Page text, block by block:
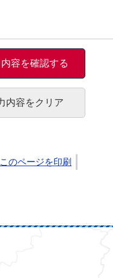
このページを印刷